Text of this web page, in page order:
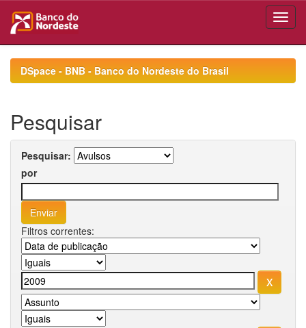
navigationDSpace - BNB - Banco do Nordeste do Brasil
Pesquisar
Pesquisar:
por
Filtros correntes: